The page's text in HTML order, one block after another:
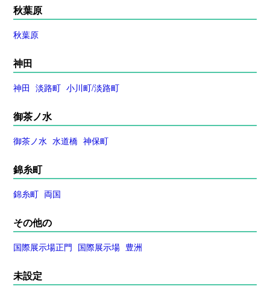
秋葉原
秋葉原
神田
神田 淡路町 小川町/淡路町
御茶ノ水
御茶ノ水 水道橋 神保町
錦糸町
錦糸町 両国
その他の
国際展示場正門 国際展示場 豊洲
未設定